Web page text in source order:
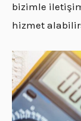
bizimle
hizmet